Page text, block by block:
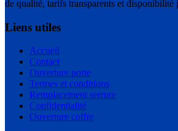
de qualité, tarifs transparents et disponibilité
Liens utiles
Accueil
Contact
Ouverture porte
Termes et conditions
Remplacement serrure
Confidentialité
Ouverture coffre